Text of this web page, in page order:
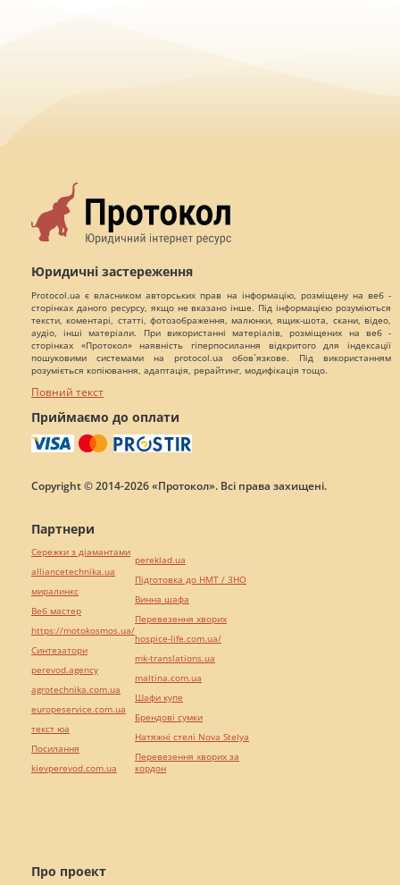
Юридичні застереження
Protocol.ua є власником авторських прав на інформацію, розміщену на веб -
сторінках даного ресурсу, якщо не вказано інше. Під інформацією розуміються
тексти, коментарі, статті, фотозображення, малюнки, ящик-шота, скани, відео,
аудіо, інші матеріали. При використанні матеріалів, розміщених на веб -
сторінках «Протокол» наявність гіперпосилання відкритого для індексації
пошуковими системами на protocol.ua обов`язкове. Під використанням
розуміється копіювання, адаптація, рерайтинг, модифікація тощо.
Повний текст
Приймаємо до оплати
Copyright © 2014-2026 «Протокол». Всі права захищені.
Про проект
Партнери
Сережки з діамантами
alliancetechnika.ua
миралинкс
Веб мастер
https://motokosmos.ua/
Синтезатори
perevod.agency
agrotechnika.com.ua
europeservice.com.ua
текст юа
Посилання
kievperevod.com.ua
pereklad.ua
Підготовка до НМТ / ЗНО
Винна шафа
Перевезення хворих
hospice-life.com.ua/
mk-translations.ua
maltina.com.ua
Шафи купе
Брендові сумки
Натяжні стелі Nova Stelya
Перевезення хворих за
кордон